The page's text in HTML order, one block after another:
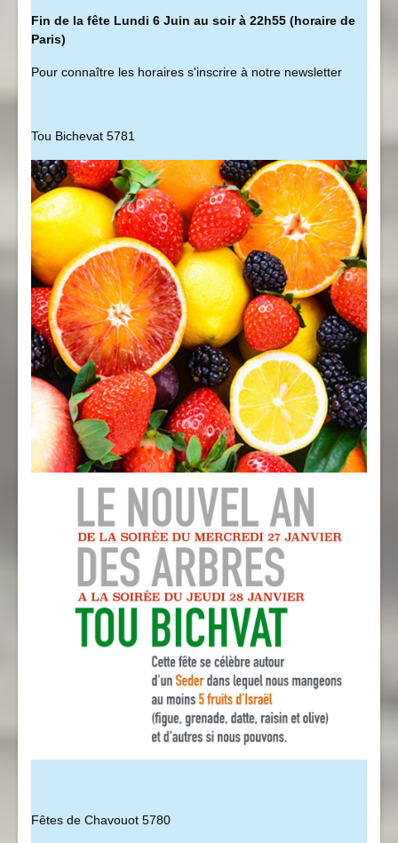
Fin de la fête Lundi 6 Juin au soir à 22h55 (horaire de
Paris)
Pour connaître les horaires s'inscrire à notre newsletter
Tou Bichevat 5781
Fêtes de Chavouot 5780